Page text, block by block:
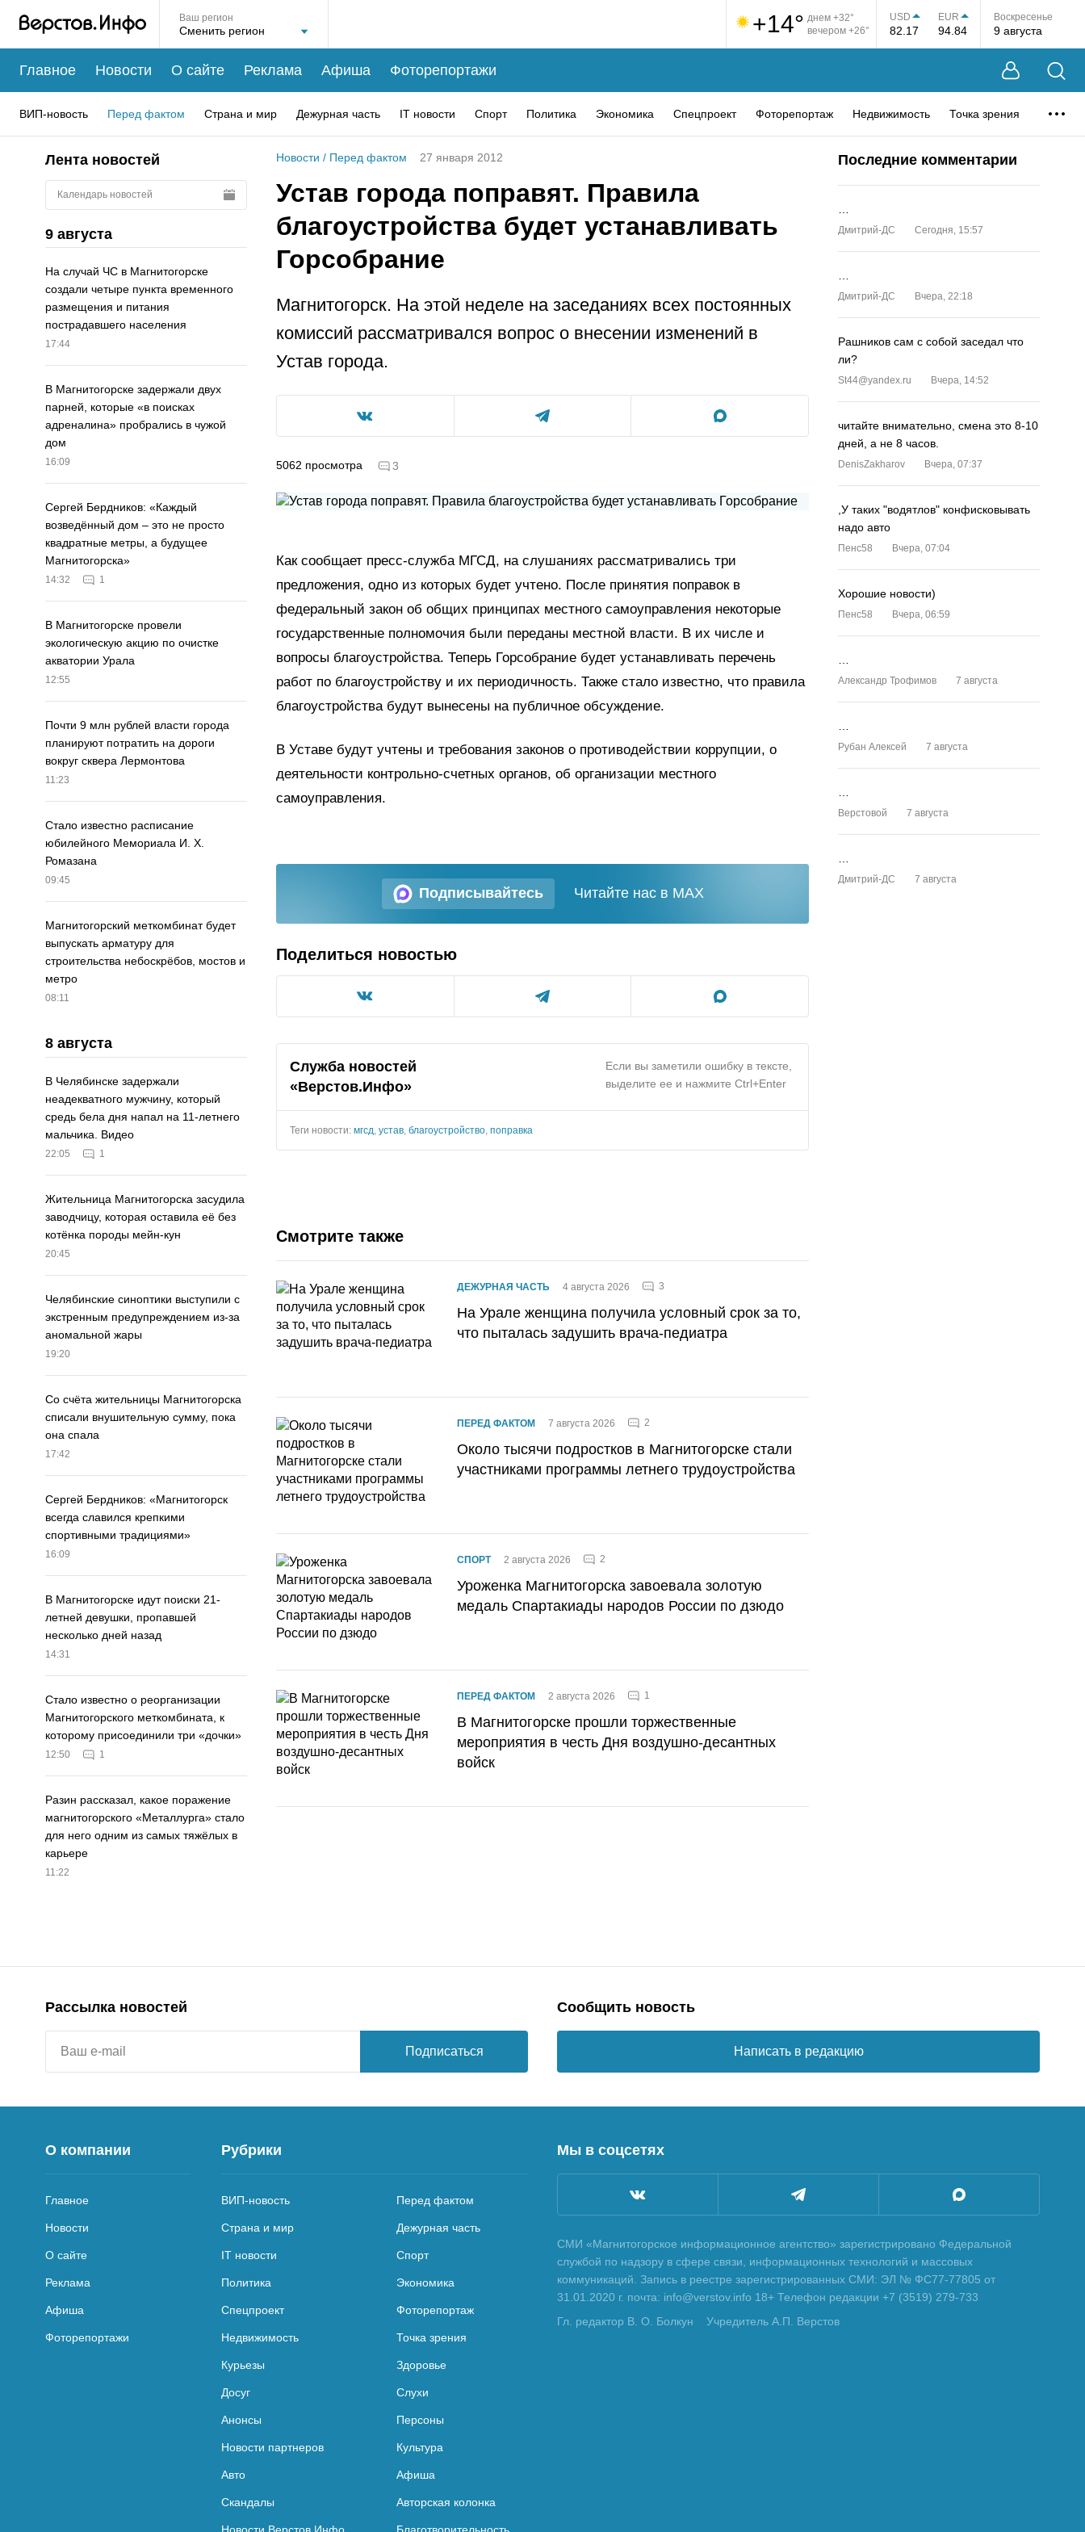
Ваш регион +14° днем +32°
вечером +26°
USD
82.17
EUR
94.84
Воскресенье
9 августа
Главное Новости О сайте Реклама Афиша Фоторепортажи
ВИП-новость Перед фактом Страна и мир Дежурная часть IT новости Спорт Политика Экономика Спецпроект Фоторепортаж Недвижимость Точка зрения
Лента новостей
Календарь новостей
9 августа
На случай ЧС в Магнитогорске
создали четыре пункта временного
размещения и питания
пострадавшего населения
17:44
В Магнитогорске задержали двух
парней, которые «в поисках
адреналина» пробрались в чужой
дом
16:09
Сергей Бердников: «Каждый
возведённый дом – это не просто
квадратные метры, а будущее
Магнитогорска»
14:32 1
В Магнитогорске провели
экологическую акцию по очистке
акватории Урала
12:55
Почти 9 млн рублей власти города
планируют потратить на дороги
вокруг сквера Лермонтова
11:23
Стало известно расписание
юбилейного Мемориала И. Х.
Ромазана
09:45
Магнитогорский меткомбинат будет
выпускать арматуру для
строительства небоскрёбов, мостов и
метро
08:11
8 августа
В Челябинске задержали
неадекватного мужчину, который
средь бела дня напал на 11-летнего
мальчика. Видео
22:05 1
Жительница Магнитогорска засудила
заводчицу, которая оставила её без
котёнка породы мейн-кун
20:45
Челябинские синоптики выступили с
экстренным предупреждением из-за
аномальной жары
19:20
Со счёта жительницы Магнитогорска
списали внушительную сумму, пока
она спала
17:42
Сергей Бердников: «Магнитогорск
всегда славился крепкими
спортивными традициями»
16:09
В Магнитогорске идут поиски 21-
летней девушки, пропавшей
несколько дней назад
14:31
Стало известно о реорганизации
Магнитогорского меткомбината, к
которому присоединили три «дочки»
12:50 1
Разин рассказал, какое поражение
магнитогорского «Металлурга» стало
для него одним из самых тяжёлых в
карьере
11:22
Новости / Перед фактом 27 января 2012
Устав города поправят. Правила
благоустройства будет устанавливать
Горсобрание
Магнитогорск. На этой неделе на заседаниях всех постоянных
комиссий рассматривался вопрос о внесении изменений в
Устав города.
5062 просмотра 3
Как сообщает пресс-служба МГСД, на слушаниях рассматривались три
предложения, одно из которых будет учтено. После принятия поправок в
федеральный закон об общих принципах местного самоуправления некоторые
государственные полномочия были переданы местной власти. В их числе и
вопросы благоустройства. Теперь Горсобрание будет устанавливать перечень
работ по благоустройству и их периодичность. Также стало известно, что правила
благоустройства будут вынесены на публичное обсуждение.
В Уставе будут учтены и требования законов о противодействии коррупции, о
деятельности контрольно-счетных органов, об организации местного
самоуправления.
Подписывайтесь Читайте нас в MAX
Поделиться новостью
Служба новостей
«Верстов.Инфо»
Если вы заметили ошибку в тексте,
выделите ее и нажмите Ctrl+Enter
Теги новости: мгсд устав благоустройство поправка
Смотрите также
ДЕЖУРНАЯ ЧАСТЬ 4 августа 2026 3
На Урале женщина получила условный срок за то,
что пыталась задушить врача-педиатра
ПЕРЕД ФАКТОМ 7 августа 2026 2
Около тысячи подростков в Магнитогорске стали
участниками программы летнего трудоустройства
СПОРТ 2 августа 2026 2
Уроженка Магнитогорска завоевала золотую
медаль Спартакиады народов России по дзюдо
ПЕРЕД ФАКТОМ 2 августа 2026 1
В Магнитогорске прошли торжественные
мероприятия в честь Дня воздушно-десантных
войск
Последние комментарии
Дмитрий-ДС Сегодня, 15:57
Дмитрий-ДС Вчера, 22:18
Рашников сам с собой заседал что
ли?
St44@yandex.ru Вчера, 14:52
читайте внимательно, смена это 8-10
дней, а не 8 часов.
DenisZakharov Вчера, 07:37
,У таких "водятлов" конфисковывать
надо авто
Пенс58 Вчера, 07:04
Хорошие новости)
Пенс58 Вчера, 06:59
Александр Трофимов 7 августа
Рубан Алексей 7 августа
Верстовой 7 августа
Дмитрий-ДС 7 августа
Рассылка новостей
Подписаться
Сообщить новость
Написать в редакцию
О компании
Главное
Новости
О сайте
Реклама
Афиша
Фоторепортажи
Рубрики
ВИП-новость Перед фактом
Страна и мир Дежурная часть
IT новости Спорт
Политика Экономика
Спецпроект Фоторепортаж
Недвижимость Точка зрения
Курьезы Здоровье
Досуг Слухи
Анонсы Персоны
Новости партнеров Культура
Авто Афиша
Скандалы Авторская колонка
Мы в соцсетях
СМИ «Магнитогорское информационное агентство» зарегистрировано Федеральной
службой по надзору в сфере связи, информационных технологий и массовых
коммуникаций. Запись в реестре зарегистрированных СМИ: ЭЛ № ФС77-77805 от
31.01.2020 г. почта: info@verstov.info 18+ Телефон редакции +7 (3519) 279-733
Гл. редактор В. О. Болкун
Учредитель А.П. Верстов